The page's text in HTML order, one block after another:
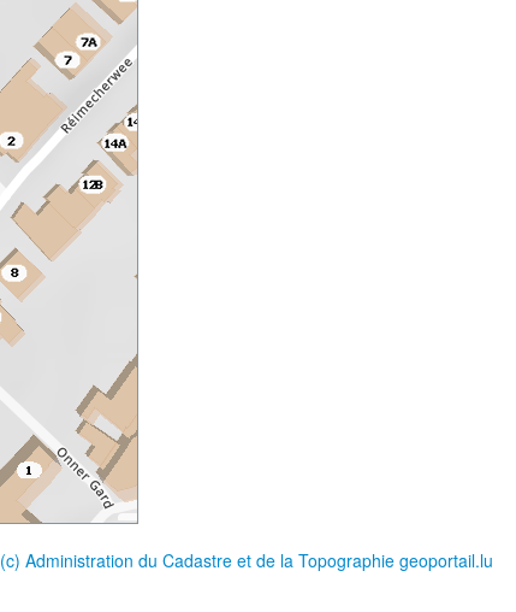
(c) Administration du Cadastre et de la Topographie geoportail.lu